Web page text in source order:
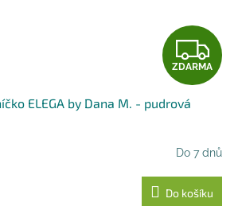
Z
D
R
M
ZDARMA
ELEGA by Dana M. - pudrová
Do 7 dnů
Do košíku